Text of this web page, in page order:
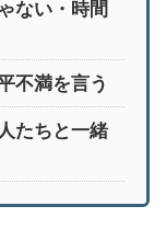
ない・時間
不満を言う
たちと一緒